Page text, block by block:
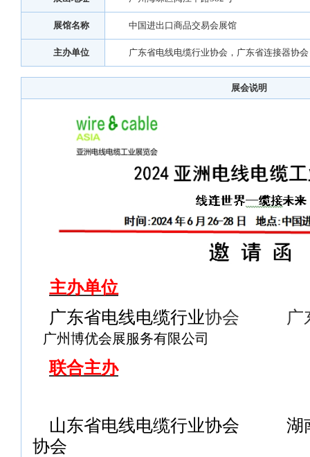
展馆名称 中国进出口商品交易会展馆
主办单位 广东省电线电缆行业协会，广东省连接器协
展会说明
主办单位
广东省电线电缆行业协会 广
广州博优会展服务有限公司
联合主办
山东省电线电缆行业协会
湖
协会